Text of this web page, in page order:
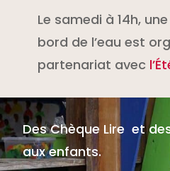
Le samedi à 14h,
bord de l’eau est
partenariat avec
Des Chèque Lire et
aux enfants.